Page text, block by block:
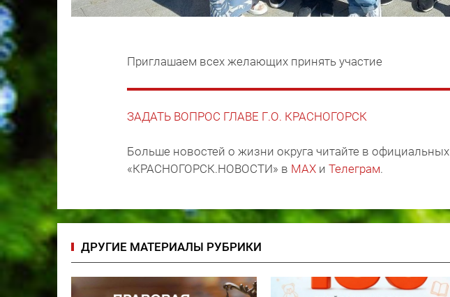
Приглашаем всех желающих принять участие
ЗАДАТЬ ВОПРОС ГЛАВЕ Г.О. КРАСНОГОРСК
Больше новостей о жизни округа читайте в
«КРАСНОГОРСК.НОВОСТИ» в MAX и Телеграм.
ДРУГИЕ МАТЕРИАЛЫ РУБРИКИ